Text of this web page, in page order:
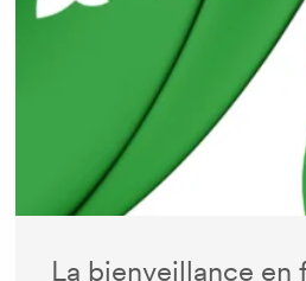
La bienveillance en